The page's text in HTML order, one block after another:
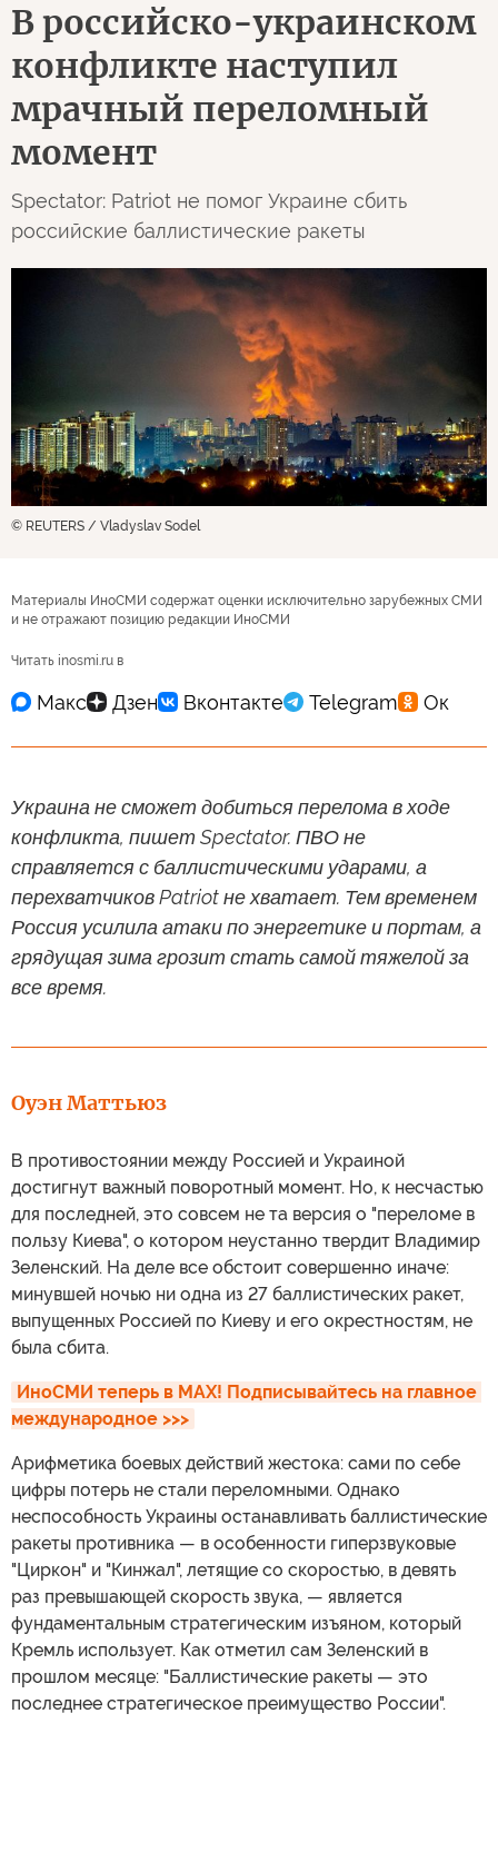
В российско-украинском
конфликте наступил
мрачный переломный
момент
Spectator: Patriot не помог Украине сбить
российские баллистические ракеты
© REUTERS / Vladyslav Sodel
Материалы ИноСМИ содержат оценки исключительно зарубежных СМИ
и не отражают позицию редакции ИноСМИ
Читать inosmi.ru в
Украина не сможет добиться перелома в ходе
конфликта, пишет Spectator. ПВО не
справляется с баллистическими ударами, а
перехватчиков Patriot не хватает. Тем временем
Россия усилила атаки по энергетике и портам, а
грядущая зима грозит стать самой тяжелой за
все время.
Оуэн Маттьюз
В противостоянии между Россией и Украиной
достигнут важный поворотный момент. Но, к несчастью
для последней, это совсем не та версия о "переломе в
пользу Киева", о котором неустанно твердит Владимир
Зеленский. На деле все обстоит совершенно иначе:
минувшей ночью ни одна из 27 баллистических ракет,
выпущенных Россией по Киеву и его окрестностям, не
была сбита.
ИноСМИ теперь в MAX! Подписывайтесь на главное
международное >>>
Арифметика боевых действий жестока: сами по себе
цифры потерь не стали переломными. Однако
неспособность Украины останавливать баллистические
ракеты противника — в особенности гиперзвуковые
"Циркон" и "Кинжал", летящие со скоростью, в девять
раз превышающей скорость звука, — является
фундаментальным стратегическим изъяном, который
Кремль использует. Как отметил сам Зеленский в
прошлом месяце: "Баллистические ракеты — это
последнее стратегическое преимущество России".